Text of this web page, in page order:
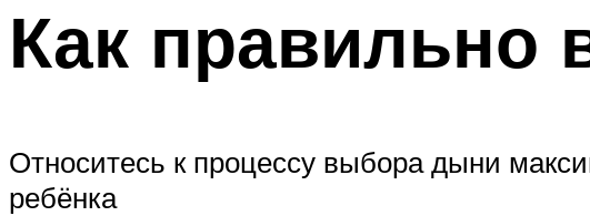
Как
Относитесь к процессу выбора дыни
ребёнка